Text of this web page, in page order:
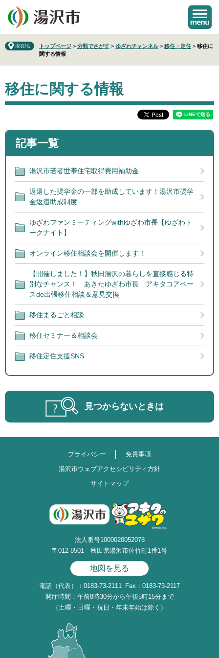
の
先
で
。
ー
を
ば
て
現在地 トップページ > 分類でさがす > ゆざわチャンネル > 移住・定住 > 移住に
関する情報
文
移住に関する情報
記事一覧
湯沢市若者世帯住宅取得費用補助金
返還した奨学金の一部を助成しています！湯沢市奨学
金返還助成制度
ゆざわファンミーティングwithゆざわ市長【ゆざわト
ークナイト】
オンライン移住相談会を開催します！
【開催しました！】秋田湯沢の暮らしを直接感じる特
別なチャンス！ あきたゆざわ市長 アキタコアベー
スde出張移住相談＆意見交換
移住まるごと相談
移住セミナー＆相談会
移住定住支援SNS
見つからないときは
プライバシー
免責事項
湯沢市ウェブアクセシビリティ方針
サイトマップ
法人番号1000020052078
〒012-8501 秋田県湯沢市佐竹町1番1号
地図を見る
電話（代表）：0183-73-2111 Fax：0183-73-2117
開庁時間：午前8時30分から午後5時15分まで
（土曜・日曜・祝日・年末年始は除く）